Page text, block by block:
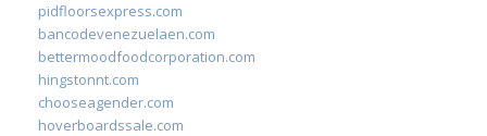
pidfloorsexpress.com
bancodevenezuelaen.com
bettermoodfoodcorporation.com
hingstonnt.com
chooseagender.com
hoverboardssale.com